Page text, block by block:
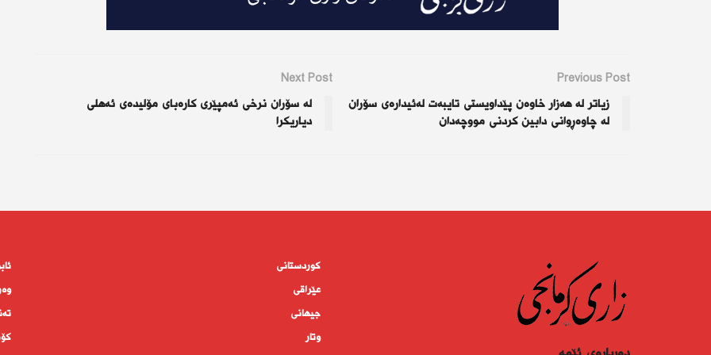
Previous Post
زیاتر لە هەزار خاوەن پێداویستی تایبەت لەئیدارەی سۆران
لە چاوەڕوانی دابین كردنی مووچەدان
Next Post
لە سۆران نرخی ئەمپێری كارەبای مۆلیدەی ئەهلی
دیاریكرا
کوردستانى
عێراقی
جیهانى
وتار